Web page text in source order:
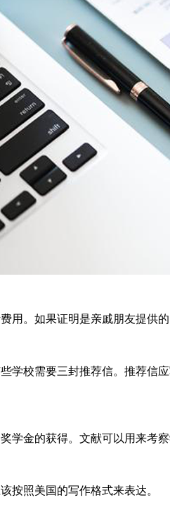
。如果证明是亲戚朋友提供
学校需要三封推荐信。推荐
学金的获得。文献可以用来考
按照美国的写作格式来表达。